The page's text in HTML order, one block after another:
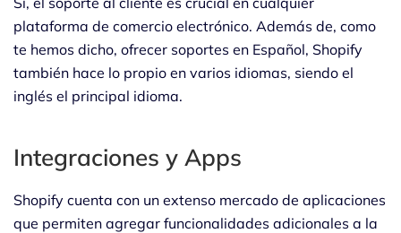
plataforma de comercio electrónico. Además de, como
te hemos dicho, ofrecer soportes en Español, Shopify
también hace lo propio en varios idiomas, siendo el
inglés el principal idioma.
Integraciones y Apps
Shopify cuenta con un extenso mercado de aplicaciones
que permiten agregar funcionalidades adicionales a la